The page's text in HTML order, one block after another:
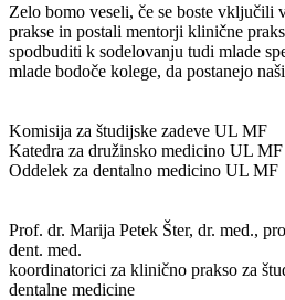
Zelo bomo veseli, če se boste vključili
prakse in postali mentorji klinične
spodbuditi k sodelovanju tudi mlade
mlade bodoče kolege, da postanejo
Komisija za študijske zadeve UL MF
Katedra za družinsko medicino UL MF
Oddelek za dentalno medicino UL MF
Prof. dr. Marija Petek Šter, dr. med.,
dent. med.
koordinatorici za klinično prakso za
dentalne medicine